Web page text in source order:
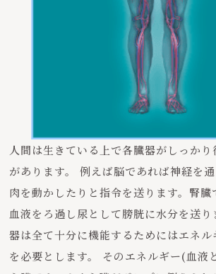
人間は生きている上で各臓器がしっか
があります。 例えば脳であれば神経を
肉を動かしたりと指令を送ります。腎臓
血液をろ過し尿として膀胱に水分を送
器は全て十分に機能するためにはエネ
を必要とします。 そのエネルギー(血液